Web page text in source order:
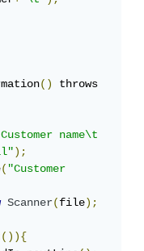
()
name\t
);
("Customer
Scanner(file);
()){